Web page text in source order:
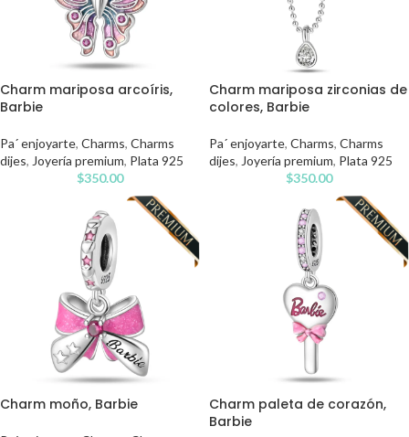
Charm mariposa arcoíris,
Barbie
Pa´ enjoyarte, Charms, Charms
dijes, Joyería premium, Plata 925
$350.00
Charm mariposa zirconias de
colores, Barbie
Pa´ enjoyarte, Charms, Charms
dijes, Joyería premium, Plata 925
$350.00
Charm moño, Barbie
Charm paleta de corazón,
Barbie